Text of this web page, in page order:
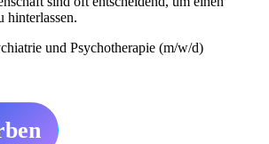
hinterlassen.
und Psychotherapie (m/w/d)